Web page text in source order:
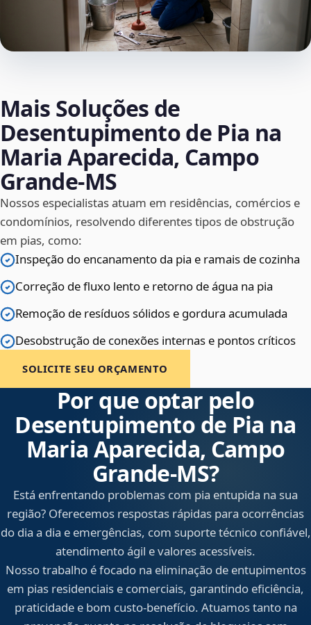
Mais Soluções de
Desentupimento de Pia na
Maria Aparecida, Campo
Grande‑MS
Nossos especialistas atuam em residências, comércios e
condomínios, resolvendo diferentes tipos de obstrução
em pias, como:
Inspeção do encanamento da pia e ramais de cozinha
Correção de fluxo lento e retorno de água na pia
Remoção de resíduos sólidos e gordura acumulada
Desobstrução de conexões internas e pontos críticos
SOLICITE SEU ORÇAMENTO
Por que optar pelo
Desentupimento de Pia na
Maria Aparecida, Campo
Grande‑MS?
Está enfrentando problemas com pia entupida na sua
região? Oferecemos respostas rápidas para ocorrências
do dia a dia e emergências, com suporte técnico confiável,
atendimento ágil e valores acessíveis.
Nosso trabalho é focado na eliminação de entupimentos
em pias residenciais e comerciais, garantindo eficiência,
praticidade e bom custo-benefício. Atuamos tanto na